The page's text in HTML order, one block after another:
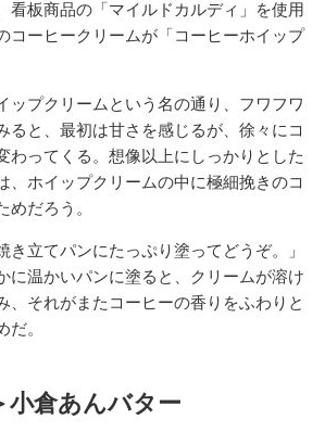
看板商品の「マイルドカルディ」を使用
コーヒークリームが「コーヒーホイップ
ップクリームという名の通り、フワフワ
ると、最初は甘さを感じるが、徐々にコ
わってくる。想像以上にしっかりとした
、ホイップクリームの中に極細挽きのコ
だろう。
き立てパンにたっぷり塗ってどうぞ。」
に温かいパンに塗ると、クリームが溶け
、それがまたコーヒーの香りをふわりと
。
小倉あんバター